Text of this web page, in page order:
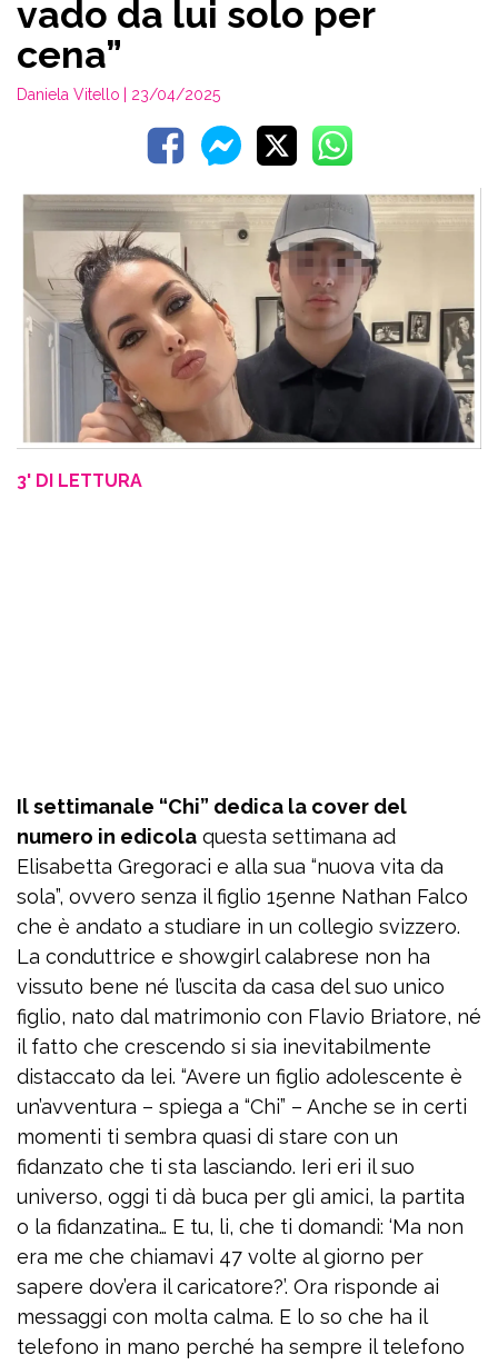
vado da lui solo per
cena”
Daniela Vitello | 23/04/2025
3' DI LETTURA
Il settimanale “Chi” dedica la cover del
numero in edicola questa settimana ad
Elisabetta Gregoraci e alla sua “nuova vita da
sola”, ovvero senza il figlio 15enne Nathan Falco
che è andato a studiare in un collegio svizzero.
La conduttrice e showgirl calabrese non ha
vissuto bene né l’uscita da casa del suo unico
figlio, nato dal matrimonio con Flavio Briatore, né
il fatto che crescendo si sia inevitabilmente
distaccato da lei. “Avere un figlio adolescente è
un’avventura – spiega a “Chi” – Anche se in certi
momenti ti sembra quasi di stare con un
fidanzato che ti sta lasciando. Ieri eri il suo
universo, oggi ti dà buca per gli amici, la partita
o la fidanzatina… E tu, li, che ti domandi: ‘Ma non
era me che chiamavi 47 volte al giorno per
sapere dov’era il caricatore?’. Ora risponde ai
messaggi con molta calma. E lo so che ha il
telefono in mano perché ha sempre il telefono